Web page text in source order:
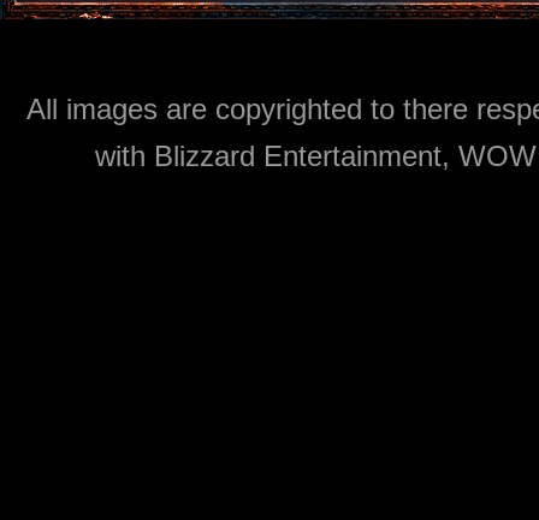
All images are copyrighted to there
with Blizzard Entertainment,